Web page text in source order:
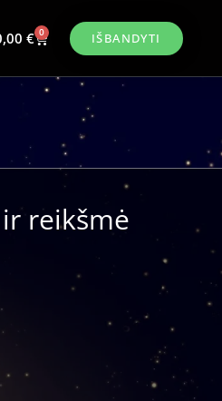
€ 0 IŠBANDYTI
reikšmė